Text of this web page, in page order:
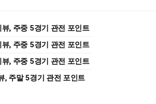
, 주중 5경기 관전 포인트
, 주중 5경기 관전 포인트
, 주중 5경기 관전 포인트
, 주말 5경기 관전 포인트